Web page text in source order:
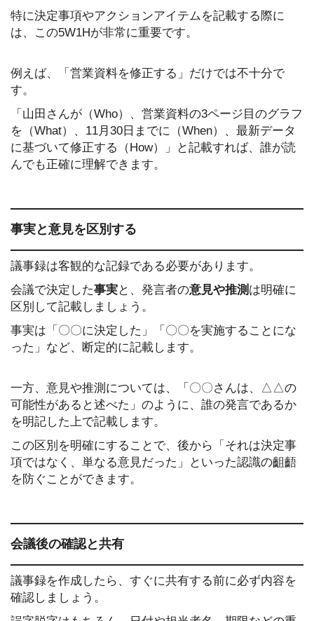
特に決定事項やアクションアイテムを記載する際に
は、この5W1Hが非常に重要です。
例えば、「営業資料を修正する」だけでは不十分で
す。
「山田さんが（Who）、営業資料の3ページ目のグラフ
を（What）、11月30日までに（When）、最新データ
に基づいて修正する（How）」と記載すれば、誰が読
んでも正確に理解できます。
事実と意見を区別する
議事録は客観的な記録である必要があります。
会議で決定した事実と、発言者の意見や推測 は明確に
区別して記載しましょう。
事実は「〇〇に決定した」「〇〇を実施することにな
った」など、断定的に記載します。
一方、意見や推測については、「〇〇さんは、△△の
可能性があると述べた」のように、誰の発言であるか
を明記した上で記載します。
この区別を明確にすることで、後から「それは決定事
項ではなく、単なる意見だった」といった認識の齟齬
を防ぐことができます。
会議後の確認と共有
議事録を作成したら、すぐに共有する前に必ず内容を
確認しましょう。